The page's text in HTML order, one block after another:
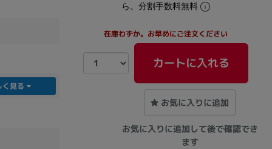
ら。分割手数料無料
在庫わずか。お早めにご注文ください
カートに入れる
お気に入りに追加
お気に入りに追加して後で確認でき
ます
く見る